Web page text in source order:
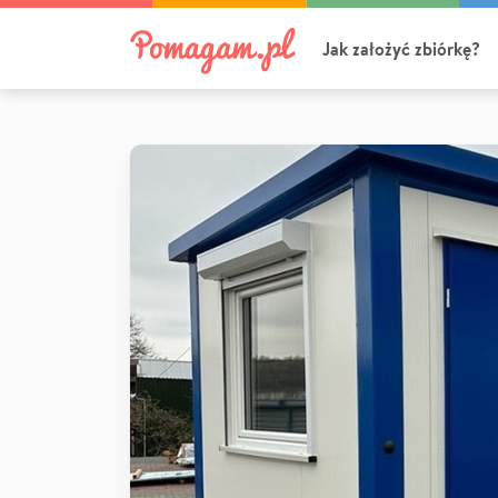
Jak założyć zbiórkę?